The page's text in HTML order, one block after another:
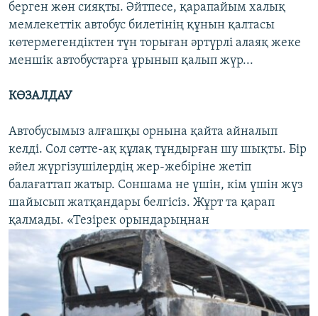
берген жөн сияқты. Әйтпесе, қарапайым халық
мемлекеттік автобус билетінің құнын қалтасы
көтермегендіктен түн торыған әртүрлі алаяқ жеке
меншік автобустарға ұрынып қалып жүр...
КӨЗАЛДАУ
Автобусымыз алғашқы орнына қайта айналып
келді. Сол сәтте-ақ құлақ тұндырған шу шықты. Бір
әйел жүргізушілердің жер-жебіріне жетіп
балағаттап жатыр. Соншама не үшін, кім үшін жүз
шайысып жатқандары белгісіз. Жұрт та қарап
қалмады. «Тезірек орындарыңнан